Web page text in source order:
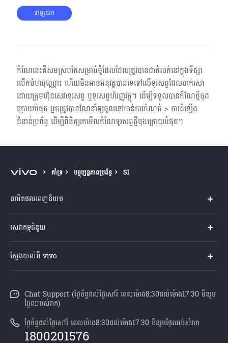
ទាញយក
កំណែនេះគឺសមស្របតែសម្រាប់ម៉ូដែលដែលត្រូវបានដាក់លក់នៅក្នុងទីផ្សា
របើកចំហប៉ុណ្ណោះ ហើយមិនអាចអនុវត្តបានទេទៅលើទូរសព្ទដែលចាក់សោ
ដោយ​ក្រុម​ហ៊ុនសេវាទូរសព្ទ ឬទូរសព្ទហិរញ្ញវត្ថុ។ ដើម្បីទទួលបានកំណែថ្មីចុង
ក្រោយបំផុត អ្នកត្រូវបានណែនាំឲ្យចូលទៅកាន់​ការ​កំណត់ > ការដំឡើង
ជំនាន់ប្រព័ន្ធ ដើម្បីពិនិត្យរកមើលកំណែទូរសព្ទថ្មីចុង​ក្រោយបំផុត។
គាំទ្រ បច្ចុប្បន្នភាពប្រព័ន្ធ S1
ផលិតផលពេញនិយម
V60 Lite
V60 5G
V50 Lite
បណ្តាហាងលក់
សេវាកម្មជំនួយ
មជ្ឈមណ្ឌល​សេវាកម្ម
Funtouch OS
ការផ្ទៀងផ្ទាត់ IMEI
ពិនិត្យតម្លៃគ្រឿងបន្លាស់
ស្វែងយល់ពី vivo
ព័ត៌មាន
អាជីពនៅ vivo
សេចក្តីជូនដំណឹងផ្លូវច្បាប់
Chat Support (ថ្ងៃច័ន្ទដល់ថ្ងៃសៅរ៍ ពេលម៉ោង8:30ដល់ម៉ោង17:30 មិនរួម
ថ្ងៃឈប់សំរាក)
ថ្ងៃច័ន្ទដល់ថ្ងៃសៅរ៍ ពេលម៉ោង8:30ដល់ម៉ោង17:30 មិនរួមថ្ងៃឈប់សំរាក
1800201576